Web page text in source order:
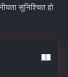
सुनिश्चित हो